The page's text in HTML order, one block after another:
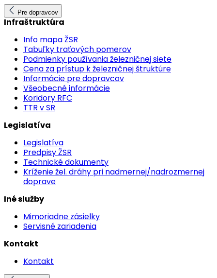
Pre dopravcov
Infraštruktúra
Info mapa ŽSR
Tabuľky traťových pomerov
Podmienky používania železničnej siete
Cena za prístup k železničnej štruktúre
Informácie pre dopravcov
Všeobecné informácie
Koridory RFC
TTR v SR
Legislatíva
Legislatíva
Predpisy ŽSR
Technické dokumenty
Kríženie žel. dráhy pri nadmernej/nadrozmernej
doprave
Iné služby
Mimoriadne zásielky
Servisné zariadenia
Kontakt
Kontakt